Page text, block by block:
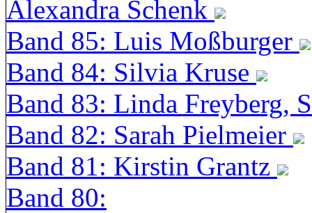
Alexandra Schenk
Band 85: Luis Moßburger
Band 84: Silvia Kruse
Band 83: Linda Freyberg,
Band 82: Sarah Pielmeier
Band 81: Kirstin Grantz
Band 80: